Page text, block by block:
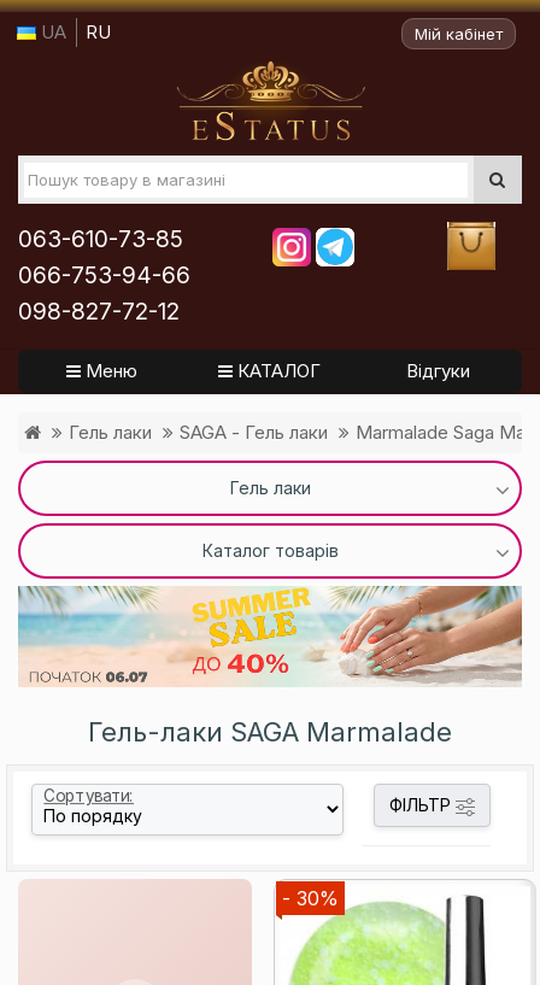
UA RU Мій кабінет
063-610-73-85
066-753-94-66
098-827-72-12
Меню КАТАЛОГ Відгуки
Гель лаки SAGA - Гель лаки Marmalade Saga
Гель лаки
Каталог товарів
Гель-лаки SAGA Marmalade
Сортувати: ФІЛЬТР
- 30%